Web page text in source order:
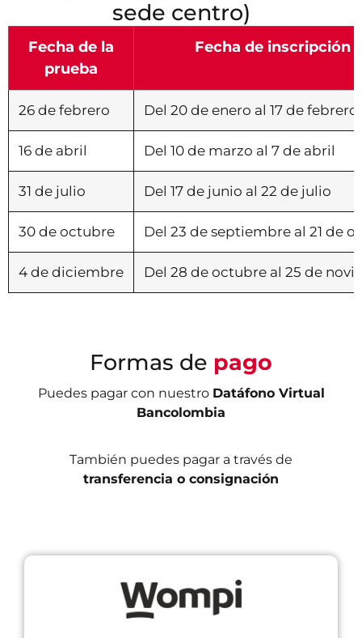
sede centro)
Fecha de la
prueba
Fecha de inscripción
26 de febrero Del 20 de enero al 17 de febrero
16 de abril Del 10 de marzo al 7 de abril
31 de julio Del 17 de junio al 22 de julio
30 de octubre Del 23 de septiembre al 21 de
4 de diciembre Del 28 de octubre al 25 de
Formas de pago
Puedes pagar con nuestro Datáfono Virtual
Bancolombia
También puedes pagar a través de
transferencia o consignación